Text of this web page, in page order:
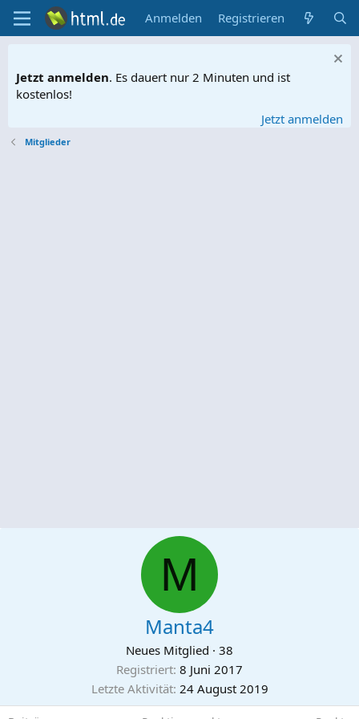
Anmelden Registrieren
Jetzt anmelden. Es dauert nur 2 Minuten und ist
kostenlos!
Jetzt anmelden
Mitglieder
M
Manta4
Neues Mitglied · 38
Registriert 8 Juni 2017
Letzte Aktivität 24 August 2019